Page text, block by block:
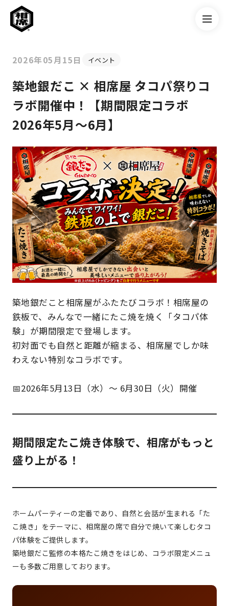
2026年05月15日 イベント
築地銀だこ × 相席屋 タコパ祭りコ
ラボ開催中！【期間限定コラボ
2026年5月〜6月】
築地銀だこと相席屋がふたたびコラボ！相席屋の
鉄板で、みんなで一緒にたこ焼を焼く「タコパ体
験」が期間限定で登場します。
初対面でも自然と距離が縮まる、相席屋でしか味
わえない特別なコラボです。
📅2026年5月13日（水）〜 6月30日（火）開催
期間限定たこ焼き体験で、相席がもっと
盛り上がる！
ホームパーティーの定番であり、自然と会話が生まれる「た
こ焼き」をテーマに、相席屋の席で自分で焼いて楽しむタコ
パ体験をご提供します。
築地銀だこ監修の本格たこ焼きをはじめ、コラボ限定メニュ
ーも多数ご用意しております。